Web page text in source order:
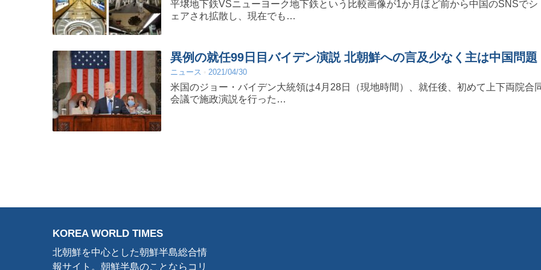
平壌地下鉄VSニューヨーク地下鉄という比較画像が1か月ほど前から中国のSNSでシ
ェアされ拡散し、現在でも…
異例の就任99日目バイデン演説 北朝鮮への言及少なく主は中国問題
ニュース 2021/04/30
米国のジョー・バイデン大統領は4月28日（現地時間）、就任後、初めて上下両院合
会議で施政演説を行った…
KOREA WORLD TIMES
北朝鮮を中心とした朝鮮半島総合情
報サイト。朝鮮半島のことならコリ